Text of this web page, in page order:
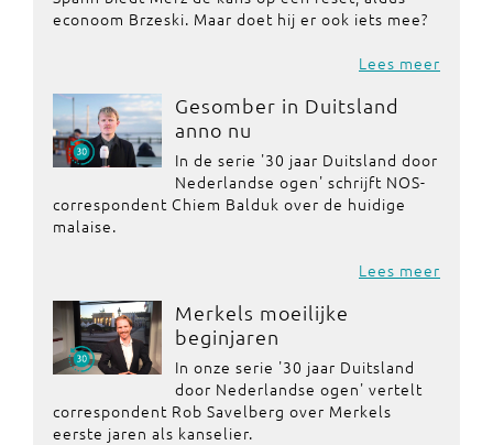
econoom Brzeski. Maar doet hij er ook iets mee?
Lees meer
Gesomber in Duitsland
anno nu
In de serie '30 jaar Duitsland door
Nederlandse ogen' schrijft NOS-
correspondent Chiem Balduk over de huidige
malaise.
Lees meer
Merkels moeilijke
beginjaren
In onze serie '30 jaar Duitsland
door Nederlandse ogen' vertelt
correspondent Rob Savelberg over Merkels
eerste jaren als kanselier.